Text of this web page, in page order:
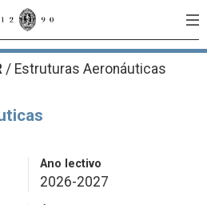
/ Estruturas Aeronáuticas
Ano lectivo
2026-2027